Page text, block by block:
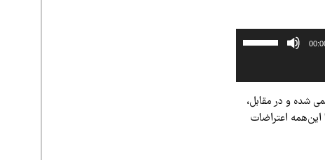
شده و در مقابل،
این‌همه اعتراضات